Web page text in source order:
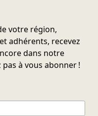
votre région,
adhérents, recevez
dans notre
à vous abonner !